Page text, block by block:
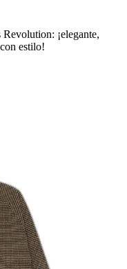
¡elegante,
estilo!